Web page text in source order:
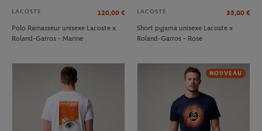
LACOSTE 120,00 €
Polo Ramasseur unisexe Lacoste x
Roland-Garros - Marine
LACOSTE 35,00 €
Short pyjama unisexe Lacoste x
Roland-Garros - Rose
NOUVEAU